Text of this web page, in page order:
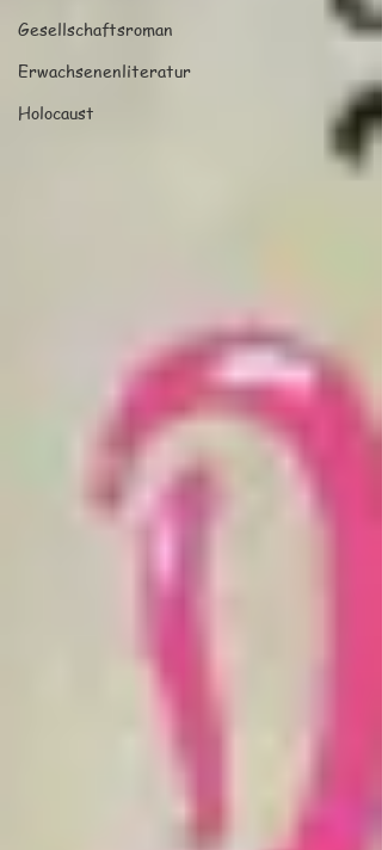
Gesellschaftsroman
Erwachsenenliteratur
Holocaust